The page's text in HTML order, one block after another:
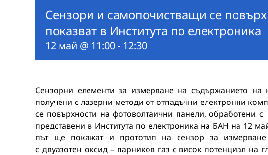
Сензори и самопочистващи се
показват в Института по електроника
12 май @ 11:00- 12:30
Сензорни елементи за измерване на съдържанието на
получени с лазерни методи от отпадъчни електронни
се повърхности на фотоволтаични панели, обработени
представени в Института по електроника на БАН на 12
път ще покажат и прототип на сензор за измерване
с двуазотен оксид – парников газ с висок потенциал на